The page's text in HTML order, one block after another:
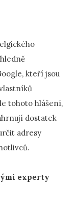
kteří jsou
tohoto hlášení,
dostatek
adresy
experty